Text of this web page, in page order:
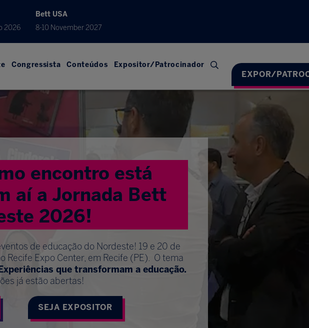
2026
Bett USA
8-10 November 2027
Congressista Conteúdos Expositor/Patrocinador
EXPOR/
encontro está
aí a Jornada Bett
2026!
de educação do Nordeste! 19 e 20 de
Recife Expo Center, em Recife (PE). O tema
que transformam a educação.
já estão abertas!
SEJA EXPOSITOR